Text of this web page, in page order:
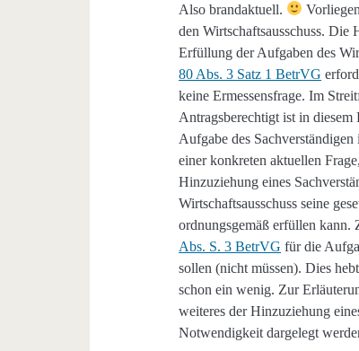
Also brandaktuell.
den Wirtschaftsausschuss. Die
Erfüllung der Aufgaben des
80 Abs. 3 Satz 1 BetrVG
keine Ermessensfrage. Im
Antragsberechtigt ist in diesem
Aufgabe des
einer konkreten aktuellen
Hinzuziehung eines
Wirtschaftsausschuss seine
ordnungsgemäß erfüllen kann.
Abs. S. 3 BetrVG für die
sollen (nicht müssen). Dies
schon ein wenig. Zur
weiteres der Hinzuziehung
Notwendigkeit dargelegt